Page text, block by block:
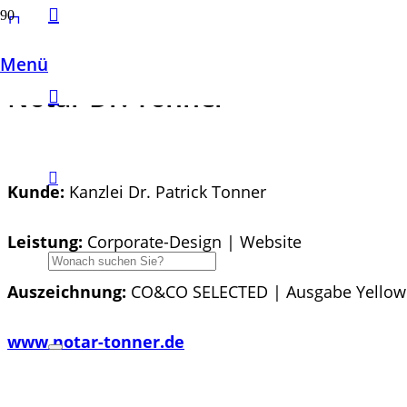
Menü
Notar Dr. Tonner
Kunde: Kanzlei Dr. Patrick Tonner
Leistung: Corporate-Design | Website
Auszeichnung: CO&CO SELECTED | Ausgabe
www.notar-tonner.de